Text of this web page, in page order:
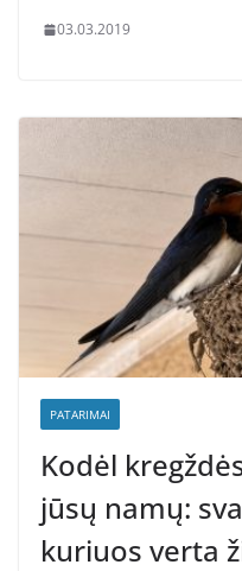
03.03.2019
PATARIMAI
Kodėl
jūsų namų:
kuriuos verta